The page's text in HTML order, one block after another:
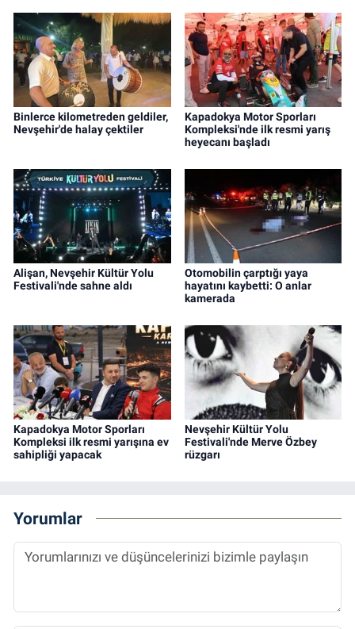
Binlerce kilometreden geldiler,
Nevşehir'de halay çektiler
Kapadokya Motor Sporları
Kompleksi'nde ilk resmi yarış
heyecanı başladı
Alişan, Nevşehir Kültür Yolu
Festivali'nde sahne aldı
Otomobilin çarptığı yaya
hayatını kaybetti: O anlar
kamerada
Kapadokya Motor Sporları
Kompleksi ilk resmi yarışına ev
sahipliği yapacak
Nevşehir Kültür Yolu
Festivali'nde Merve Özbey
rüzgarı
Yorumlar